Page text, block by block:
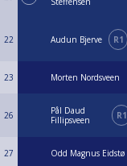
22 Audun Bjerve R1
23 Morten Nordsveen
26
Pål Daud
Fillipsveen
R1
27 Odd Magnus Eidstø